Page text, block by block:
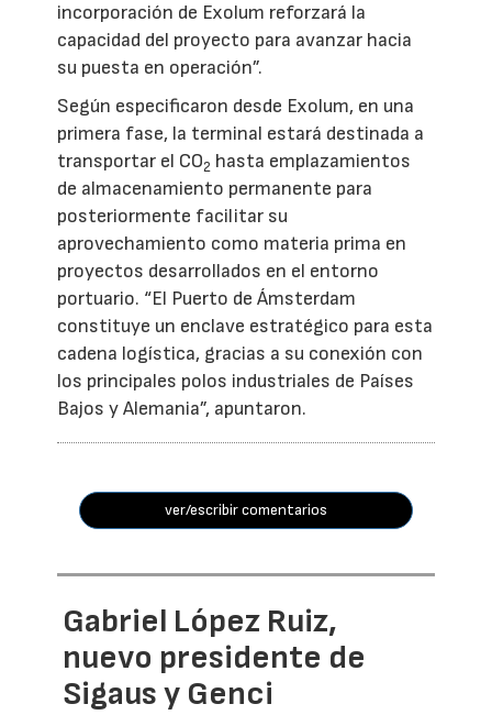
incorporación de Exolum reforzará la
capacidad del proyecto para avanzar hacia
su puesta en operación”.
Según especificaron desde Exolum, en una
primera fase, la terminal estará destinada a
transportar el CO2 hasta emplazamientos
de almacenamiento permanente para
posteriormente facilitar su
aprovechamiento como materia prima en
proyectos desarrollados en el entorno
portuario. “El Puerto de Ámsterdam
constituye un enclave estratégico para esta
cadena logística, gracias a su conexión con
los principales polos industriales de Países
Bajos y Alemania”, apuntaron.
ver/escribir comentarios
Gabriel López Ruiz,
nuevo presidente de
Sigaus y Genci